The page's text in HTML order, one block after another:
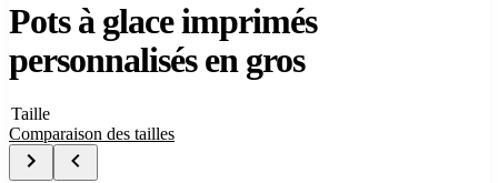
Pots à glace imprimés
personnalisés en gros
Taille
Comparaison des tailles